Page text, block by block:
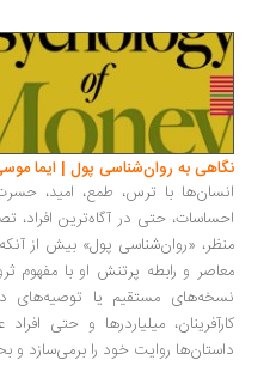
به روان‌شناسی پول | ایما موسی‌زاده
با ترس، طمع، امید، حسرت و
حتی در آگاه‌ترین افراد،
«روان‌شناسی پول» بیش از آنکه درباره
و رابطه پرتنش او با مفهوم ثروت و
مستقیم یا توصیه‌های دستوری،
میلیاردرها و حتی افراد
روایت خود را برمی‌سازد و بحث را